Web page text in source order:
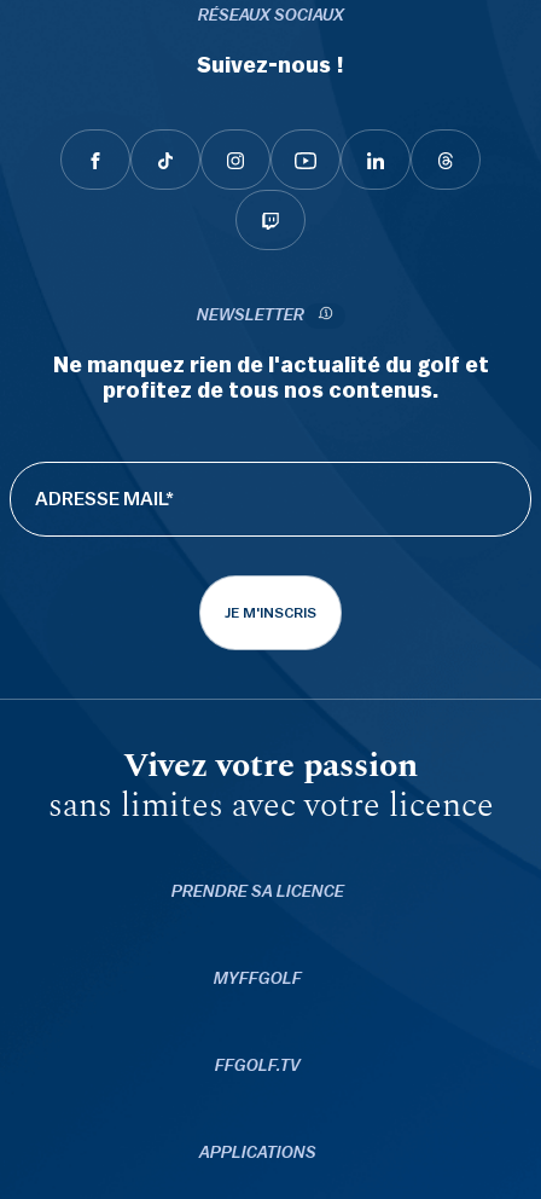
RÉSEAUX SOCIAUX
Suivez-nous !
NEWSLETTER
Ne manquez rien de l'actualité du golf et
profitez de tous nos contenus.
JE M'INSCRIS
Vivez votre passion
sans limites avec votre licence
PRENDRE SA LICENCE
MYFFGOLF
FFGOLF.TV
APPLICATIONS